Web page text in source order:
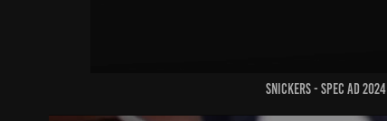
Snickers - spec ad 2024